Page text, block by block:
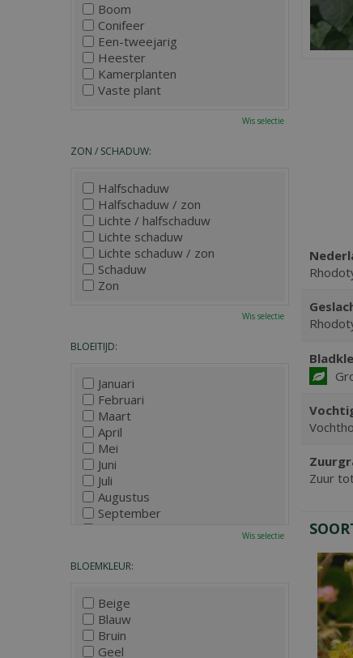
Zuur
Boom
Conifeer
Een-tweejarig
Heester
Kamerplanten
Vaste plant
Wis selectie
ZON / SCHADUW:
Halfschaduw
Halfschaduw / zon
Lichte / halfschaduw
Lichte schaduw
Lichte schaduw / zon
Schaduw
Zon
Wis selectie
BLOEITIJD:
Januari
Februari
Maart
April
Mei
Juni
Juli
Augustus
September
December
Wis selectie
BLOEMKLEUR:
Beige
Blauw
Bruin
Geel